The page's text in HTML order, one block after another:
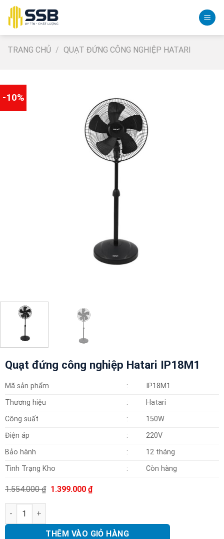
Skip
content
TRANG CHỦ / QUẠT ĐỨNG CÔNG NGHIỆP HATARI
-10%
Quạt đứng công nghiệp Hatari IP18M1
Mã sản phẩm :
IP18M1
Thương hiệu
:
Hatari
Công suất
:
150W
Điện áp
:
220V
Bảo hành
:
12 tháng
Tình Trạng Kho
: Còn hàng
1.554.000₫ Giá
1.399.000 ₫Giá
hiện
Quạt đứng công nghiệp Hatari IP18M1 số lượng
THÊM VÀO GIỎ HÀNG